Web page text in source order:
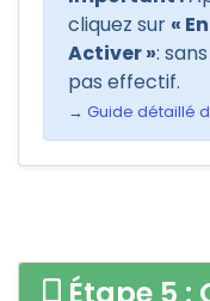
cliquez sur «
Activer »:
pas effectif.
→ Guide détaillé